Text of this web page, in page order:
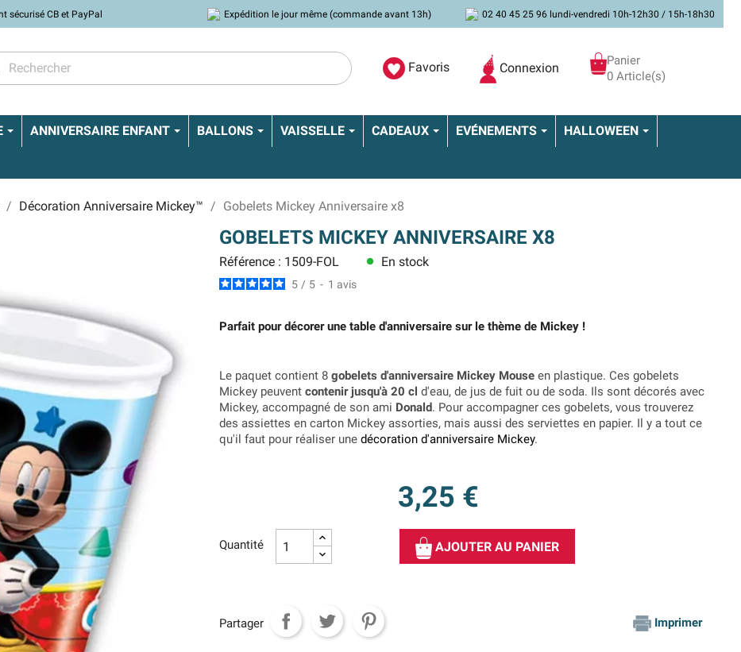
sécurisé CB et PayPal Expédition le jour même (commande avant 13h) 02 40 45 25 96 lundi-vendredi 10h-12h30 / 15h-18h30
Favoris Connexion
Panier
0 Article(s)
ANNIVERSAIRE ENFANT BALLONS VAISSELLE CADEAUX EVÉNEMENTS HALLOWEEN
Décoration Anniversaire Mickey™ Gobelets Mickey Anniversaire x8
GOBELETS MICKEY ANNIVERSAIRE X8
Référence : 1509-FOL lens En stock
5 / 5 - 1 avis
Parfait pour décorer une table d'anniversaire sur le thème de Mickey !
Le paquet contient 8 gobelets d'anniversaire Mickey Mouse en plastique. Ces gobelets
Mickey peuvent contenir jusqu'à 20 cl d'eau, de jus de fuit ou de soda. Ils sont décorés avec
Mickey, accompagné de son ami Donald. Pour accompagner ces gobelets, vous trouverez
des assiettes en carton Mickey assorties, mais aussi des serviettes en papier. Il y a tout ce
qu'il faut pour réaliser une décoration d'anniversaire Mickey.
3,25 €
Quantité AJOUTER AU PANIER
Partager Imprimer